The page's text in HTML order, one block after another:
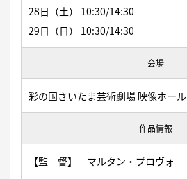
28日（土） 10:30/14:30
29日（日） 10:30/14:30
会場
彩の国さいたま芸術劇場 映像ホール
作品情報
【監 督】 マルタン・プロヴォ